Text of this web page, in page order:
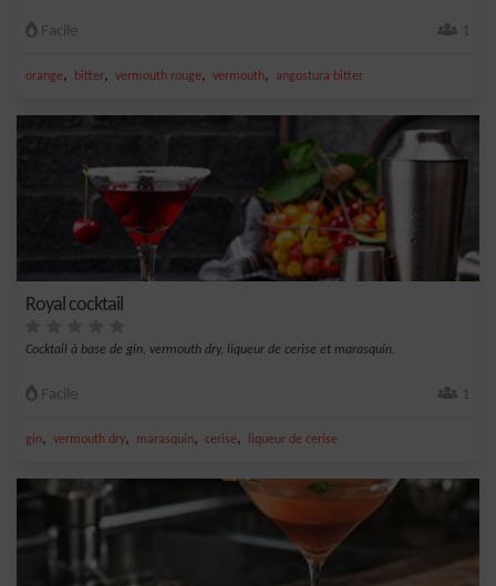
Facile 1
orange, bitter, vermouth rouge, vermouth, angostura bitter
Royal cocktail
Cocktail à base de gin, vermouth dry, liqueur de cerise et marasquin.
Facile 1
gin, vermouth dry, marasquin, cerise, liqueur de cerise